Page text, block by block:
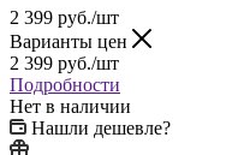
2 399 руб./шт
Варианты цен
2 399 руб./шт
Подробности
Нет в наличии
Нашли дешевле?